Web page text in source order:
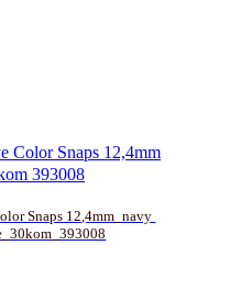
Snaps 12,4mm_navy